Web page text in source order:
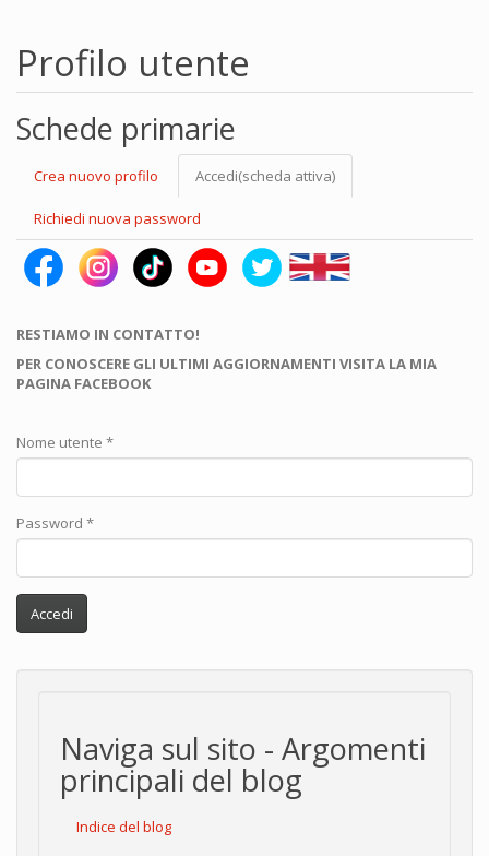
Profilo utente
Schede primarie
Crea nuovo profilo Accedi(scheda attiva)
Richiedi nuova password
RESTIAMO IN CONTATTO!
PER CONOSCERE GLI ULTIMI AGGIORNAMENTI VISITA LA MIA
PAGINA FACEBOOK
Nome utente *
Password *
Accedi
Naviga sul sito - Argomenti
principali del blog
Indice del blog